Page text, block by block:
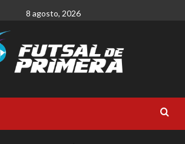
8 agosto, 2026